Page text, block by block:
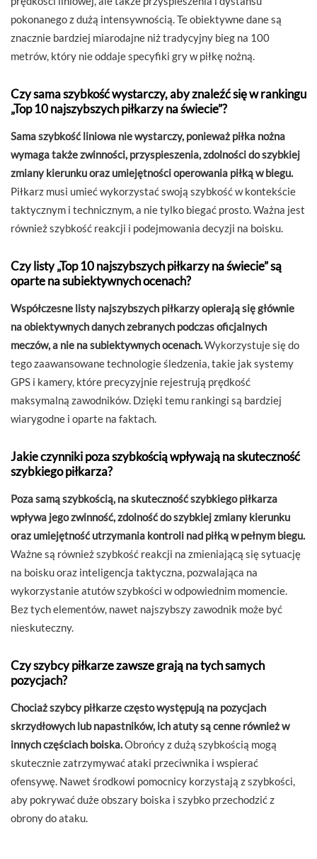
pokonanego z dużą intensywnością. Te obiektywne dane są
znacznie bardziej miarodajne niż tradycyjny bieg na 100
metrów, który nie oddaje specyfiki gry w piłkę nożną.
Czy sama szybkość wystarczy, aby znaleźć się w rankingu
„Top 10 najszybszych piłkarzy na świecie”?
Sama szybkość liniowa nie wystarczy, ponieważ piłka nożna
wymaga także zwinności, przyspieszenia, zdolności do szybkiej
zmiany kierunku oraz umiejętności operowania piłką w biegu.
Piłkarz musi umieć wykorzystać swoją szybkość w kontekście
taktycznym i technicznym, a nie tylko biegać prosto. Ważna jest
również szybkość reakcji i podejmowania decyzji na boisku.
Czy listy „Top 10 najszybszych piłkarzy na świecie” są
oparte na subiektywnych ocenach?
Współczesne listy najszybszych piłkarzy opierają się głównie
na obiektywnych danych zebranych podczas oficjalnych
meczów, a nie na subiektywnych ocenach.Wykorzystuje się do
tego zaawansowane technologie śledzenia, takie jak systemy
GPS i kamery, które precyzyjnie rejestrują prędkość
maksymalną zawodników. Dzięki temu rankingi są bardziej
wiarygodne i oparte na faktach.
Jakie czynniki poza szybkością wpływają na skuteczność
szybkiego piłkarza?
Poza samą szybkością, na skuteczność szybkiego piłkarza
wpływa jego zwinność, zdolność do szybkiej zmiany kierunku
oraz umiejętność utrzymania kontroli nad piłką w pełnym biegu.
Ważne są również szybkość reakcji na zmieniającą się sytuację
na boisku oraz inteligencja taktyczna, pozwalająca na
wykorzystanie atutów szybkości w odpowiednim momencie.
Bez tych elementów, nawet najszybszy zawodnik może być
nieskuteczny.
Czy szybcy piłkarze zawsze grają na tych samych
pozycjach?
Chociaż szybcy piłkarze często występują na pozycjach
skrzydłowych lub napastników, ich atuty są cenne również w
innych częściach boiska.Obrońcy z dużą szybkością mogą
skutecznie zatrzymywać ataki przeciwnika i wspierać
ofensywę. Nawet środkowi pomocnicy korzystają z szybkości,
aby pokrywać duże obszary boiska i szybko przechodzić z
obrony do ataku.